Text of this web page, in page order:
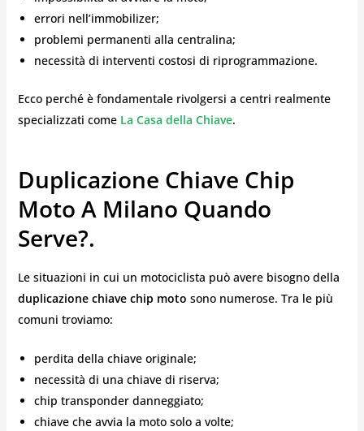
errori nell’immobilizer;
problemi permanenti alla centralina;
necessità di interventi costosi di riprogrammazione.
Ecco perché è fondamentale rivolgersi a centri realmente
specializzati come La Casa della Chiave.
Duplicazione Chiave Chip
Moto A Milano Quando
Serve?.
Le situazioni in cui un motociclista può avere bisogno della
duplicazione chiave chip moto sono numerose. Tra le più
comuni troviamo:
perdita della chiave originale;
necessità di una chiave di riserva;
chip transponder danneggiato;
chiave che avvia la moto solo a volte;